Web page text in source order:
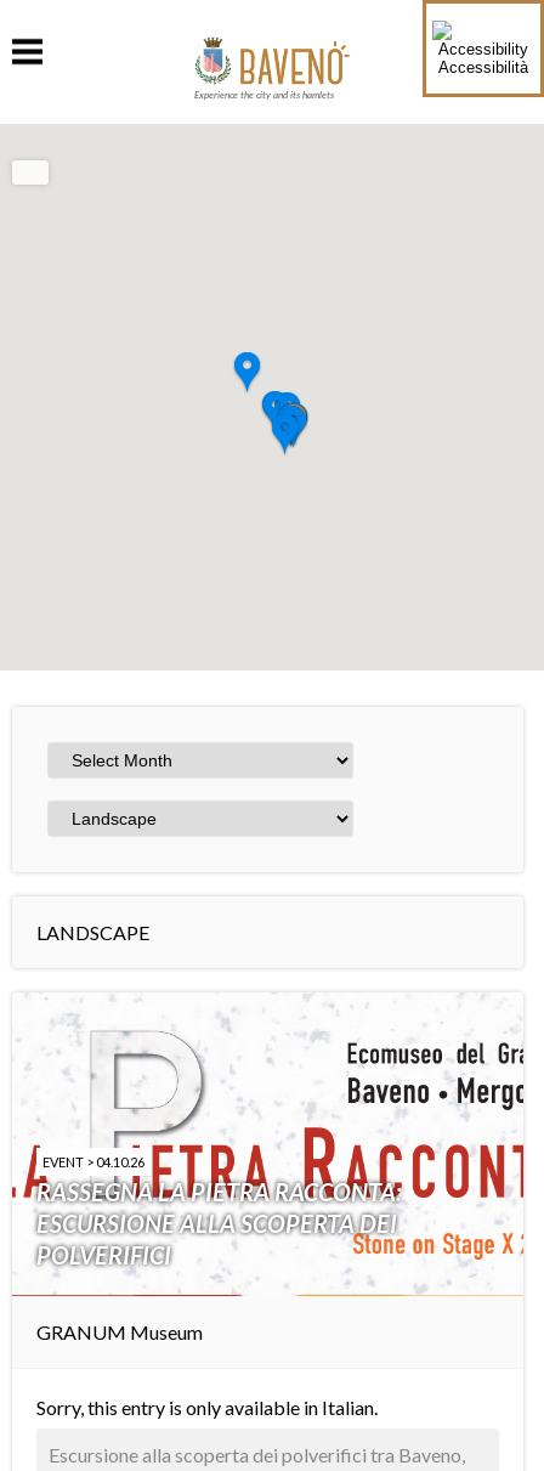
Accessibilità
Experience the city and its hamlets
LANDSCAPE
EVENT > 04.10.26
RASSEGNA LA PIETRA RACCONTA:
ESCURSIONE ALLA SCOPERTA DEI
POLVERIFICI
GRANUM Museum
Sorry, this entry is only available in Italian.
Escursione alla scoperta dei polverifici tra Baveno,